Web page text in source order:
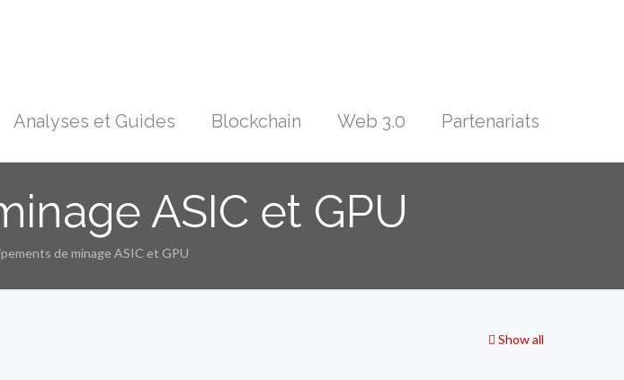
Analyses et Guides Blockchain Web 3.0 Partenariats
ASIC et GPU
de minage ASIC et GPU
Show all